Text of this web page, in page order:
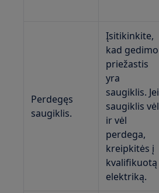
Perdegęs
saugiklis.
Įsitikinkite,
kad gedimo
priežastis
yra
saugiklis. Jei
saugiklis vėl
ir vėl
perdega,
kreipkitės į
kvalifikuotą
elektriką.